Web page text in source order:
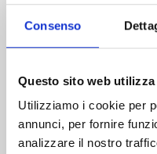
Consenso
Questo sito web
Utilizziamo i cookie per
annunci, per fornire
analizzare il nostro
Altri volumi